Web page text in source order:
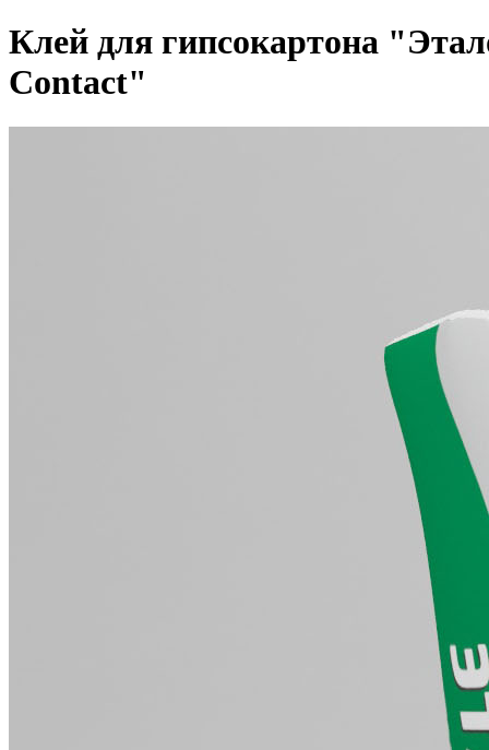
Клей для гипсокартона
Contact"